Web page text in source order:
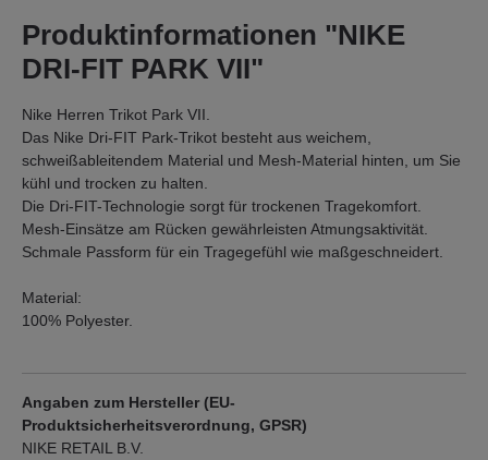
Produktinformationen "NIKE
DRI-FIT PARK VII"
Nike Herren Trikot Park VII.
Das Nike Dri-FIT Park-Trikot besteht aus weichem,
schweißableitendem Material und Mesh-Material hinten, um Sie
kühl und trocken zu halten.
Die Dri-FIT-Technologie sorgt für trockenen Tragekomfort.
Mesh-Einsätze am Rücken gewährleisten Atmungsaktivität.
Schmale Passform für ein Tragegefühl wie maßgeschneidert.
Material:
100% Polyester.
Angaben zum Hersteller (EU-
Produktsicherheitsverordnung, GPSR)
NIKE RETAIL B.V.